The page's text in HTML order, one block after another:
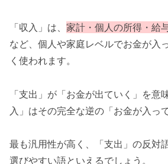
「収入」は、 家計・個人の所得・給
など、個人や家庭レベルでお金が入
く使われます。
「支出」が「お金が出ていく」を意
入」はその完全な逆の「お金が入っ
最も汎用性が高く、「支出」の反対
選びやすい語といえるでしょう。